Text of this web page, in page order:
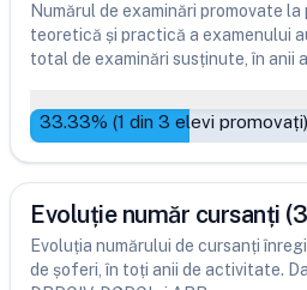
Numărul de examinări promovate
teoretică și practică a examenului
total de examinări susținute, în anii
33.33% (1 din 3 elevi promovați)
Evoluție număr cursanți
Evoluția numărului de cursanți
de șoferi, în toți anii de activitate.